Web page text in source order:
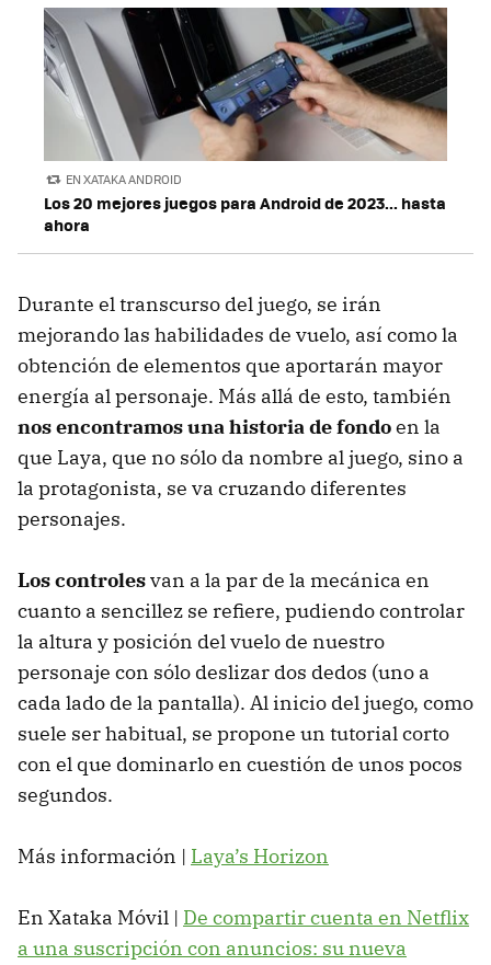
EN XATAKA ANDROID
Los 20 mejores juegos para Android de 2023... hasta
ahora
Durante el transcurso del juego, se irán
mejorando las habilidades de vuelo, así como la
obtención de elementos que aportarán mayor
energía al personaje. Más allá de esto, también
nos encontramos una historia de fondoen la
que Laya, que no sólo da nombre al juego, sino a
la protagonista, se va cruzando diferentes
personajes.
Los controlesvan a la par de la mecánica en
cuanto a sencillez se refiere, pudiendo controlar
la altura y posición del vuelo de nuestro
personaje con sólo deslizar dos dedos (uno a
cada lado de la pantalla). Al inicio del juego, como
suele ser habitual, se propone un tutorial corto
con el que dominarlo en cuestión de unos pocos
segundos.
Más información | Laya’s Horizon
En Xataka Móvil | De compartir cuenta en Netflix
a una suscripción con anuncios: su nueva